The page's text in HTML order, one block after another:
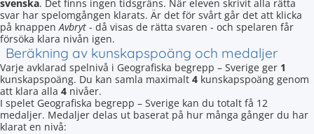
svenska. Det finns ingen tidsgräns. När eleven skrivit alla rätta
svar har spelomgången klarats. Är det för svårt går det att klicka
på knappenAvbryt - då visas de rätta svaren - och spelaren får
försöka klara nivån igen.
Beräkning av kunskapspoäng och medaljer
Varje avklarad spelnivå i Geografiska begrepp – Sverige ger 1
kunskapspoäng. Du kan samla maximalt 4 kunskapspoäng genom
att klara alla 4 nivåer.
I spelet Geografiska begrepp – Sverige kan du totalt få 12
medaljer. Medaljer delas ut baserat på hur många gånger du har
klarat en nivå: